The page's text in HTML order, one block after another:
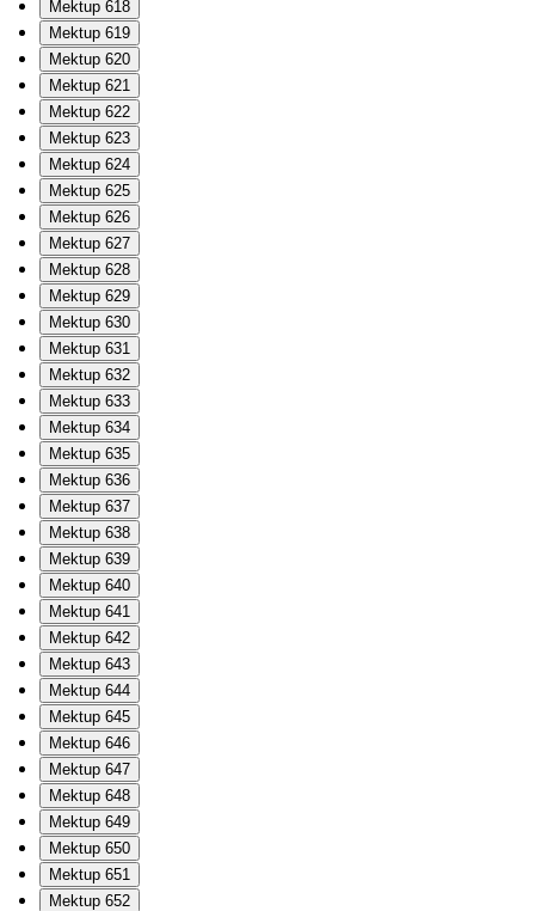
Mektup 618
Mektup 619
Mektup 620
Mektup 621
Mektup 622
Mektup 623
Mektup 624
Mektup 625
Mektup 626
Mektup 627
Mektup 628
Mektup 629
Mektup 630
Mektup 631
Mektup 632
Mektup 633
Mektup 634
Mektup 635
Mektup 636
Mektup 637
Mektup 638
Mektup 639
Mektup 640
Mektup 641
Mektup 642
Mektup 643
Mektup 644
Mektup 645
Mektup 646
Mektup 647
Mektup 648
Mektup 649
Mektup 650
Mektup 651
Mektup 652